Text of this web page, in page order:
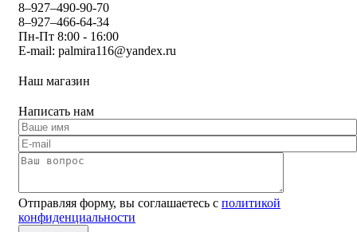
8–927–490-90-70
8–927–466-64-34
Пн-Пт 8:00 - 16:00
E-mail: palmira116@yandex.ru
Наш магазин
Написать нам
Отправляя форму, вы соглашаетесь с политикой
конфиденциальности